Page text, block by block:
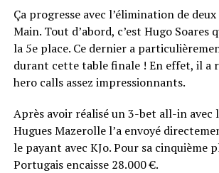
peu déstabilisé par l’ambiance autour de
que très peu exprimé sa joie, mais il a
par donner une interview à Comanche.
La réaction du vainqueur fera
bonhomme de chemin sur les réseaux
français… En plus de ça, Chotec risque
longtemps de sa photo d’après-
Ça progresse avec l’élimination de
Main. Tout d’abord, c’est Hugo Soares
la 5e place. Ce dernier a
durant cette table finale ! En effet, il a
hero calls assez impressionnants.
Après avoir réalisé un 3-bet all-in avec
Hugues Mazerolle l’a envoyé
le payant avec KJo. Pour sa cinquième
Portugais encaisse 28.000 €.